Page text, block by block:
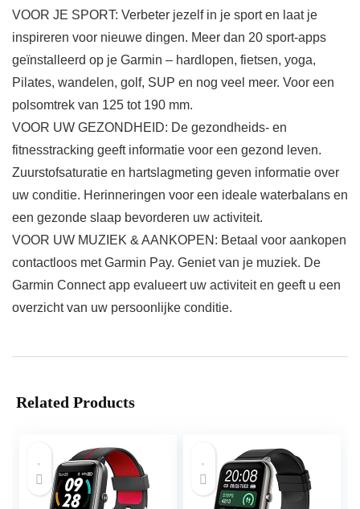
VOOR JE SPORT: Verbeter jezelf in je sport en laat je
inspireren voor nieuwe dingen. Meer dan 20 sport-apps
geïnstalleerd op je Garmin – hardlopen, fietsen, yoga,
Pilates, wandelen, golf, SUP en nog veel meer. Voor een
polsomtrek van 125 tot 190 mm.
VOOR UW GEZONDHEID: De gezondheids- en
fitnesstracking geeft informatie voor een gezond leven.
Zuurstofsaturatie en hartslagmeting geven informatie over
uw conditie. Herinneringen voor een ideale waterbalans en
een gezonde slaap bevorderen uw activiteit.
VOOR UW MUZIEK & AANKOPEN: Betaal voor aankopen
contactloos met Garmin Pay. Geniet van je muziek. De
Garmin Connect app evalueert uw activiteit en geeft u een
overzicht van uw persoonlijke conditie.
Related Products